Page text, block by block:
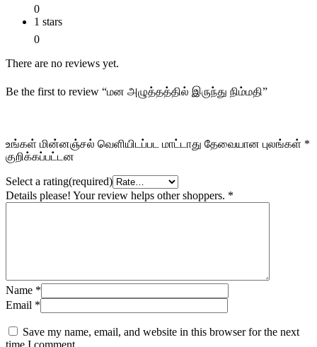
0
1 stars
0
There are no reviews yet.
Be the first to review “மன அழுத்தத்தில் இருந்து நிம்மதி”
உங்கள் மின்னஞ்சல் வெளியிடப்பட மாட்டாது தேவையான புலங்கள் *
குறிக்கப்பட்டன
Select a rating(required)
Details please! Your review helps other shoppers. *
Name *
Email *
Save my name, email, and website in this browser for the next